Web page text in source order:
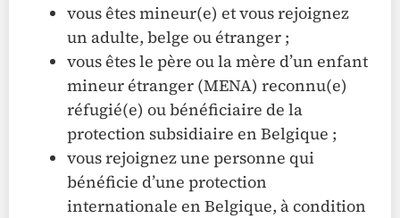
vous êtes mineur(e) et vous rejoignez
un adulte, belge ou étranger ;
vous êtes le père ou la mère d’un enfant
mineur étranger (MENA) reconnu(e)
réfugié(e) ou bénéficiaire de la
protection subsidiaire en Belgique ;
vous rejoignez une personne qui
bénéficie d’une protection
internationale en Belgique, à condition